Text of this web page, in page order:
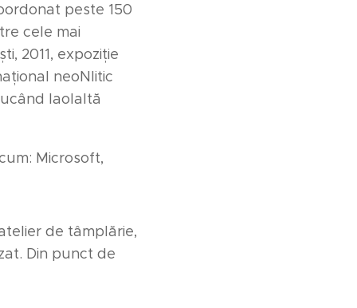
peste 150
cele mai
2011, expoziție
neoNlitic
laolaltă
Microsoft,
de tâmplărie,
Din punct de